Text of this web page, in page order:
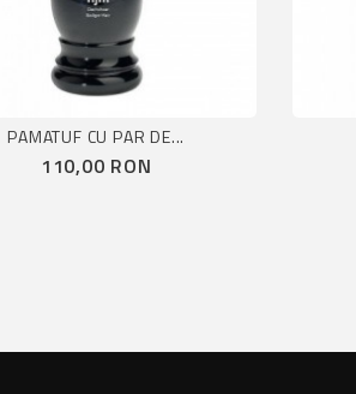
PAMATUF CU PAR DE...
Pret
110,00 RON